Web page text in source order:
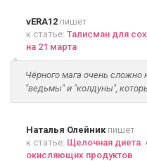
vERA12 пишет
к статье: Талисман для
на 21 марта
Чёрного мага очень сложно
"ведьмы" и "колдуны",
Наталья Олейникпишет
к статье: Щелочная
окисляющих продуктов